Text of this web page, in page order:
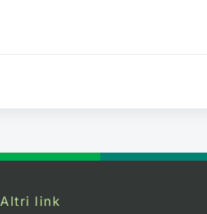
Altri link